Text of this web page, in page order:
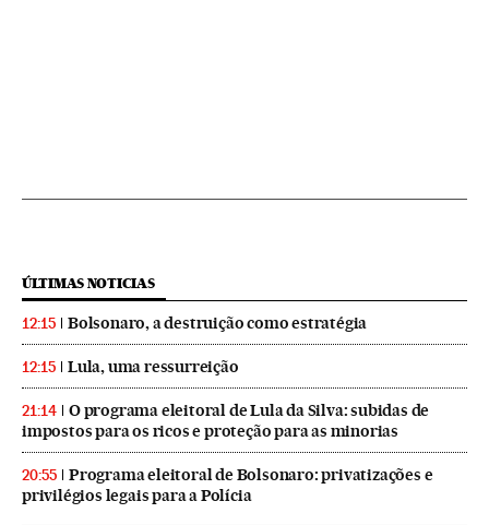
ÚLTIMAS NOTICIAS
12:15 Bolsonaro, a destruição como estratégia
12:15 Lula, uma ressurreição
21:14
O programa eleitoral de Lula da Silva: subidas de
impostos para os ricos e proteção para as minorias
20:55
Programa eleitoral de Bolsonaro: privatizações e
privilégios legais para a Polícia